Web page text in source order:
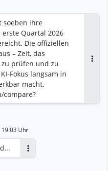
soeben ihre
Quartal 2026
Die offiziellen
– Zeit, das
prüfen und zu
Fokus langsam in
macht.
compare?
19:03 Uhr